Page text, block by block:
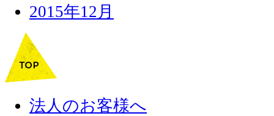
2015年12月
法人のお客様へ